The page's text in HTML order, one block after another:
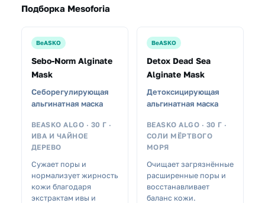
Подборка Mesoforia
BeASKO
Sebo-Norm Alginate
Mask
Себорегулирующая
альгинатная маска
BEASKO ALGO · 30 Г ·
ИВА И ЧАЙНОЕ
ДЕРЕВО
Сужает поры и
нормализует жирность
кожи благодаря
экстрактам ивы и
BeASKO
Detox Dead Sea
Alginate Mask
Детоксицирующая
альгинатная маска
BEASKO ALGO · 30 Г ·
СОЛИ МЁРТВОГО
МОРЯ
Очищает загрязнённые
расширенные поры и
восстанавливает
баланс кожи.